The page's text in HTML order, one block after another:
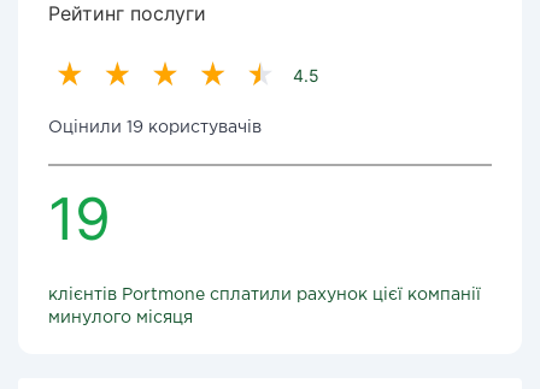
Рейтинг послуги
4.5
Оцінили 19 користувачів
19
клієнтів Portmone сплатили рахунок цієї компанії
минулого місяця